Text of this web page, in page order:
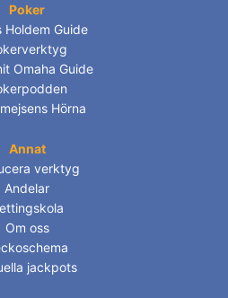
Poker
Holdem Guide
Omaha Guide
Hörna
Annat
verktyg
Andelar
Om oss
jackpots